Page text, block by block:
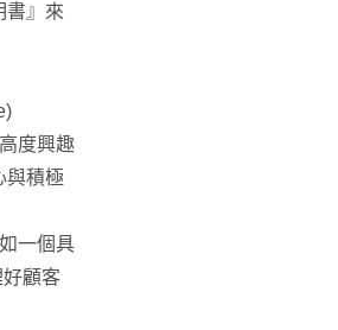
書』來
度興趣
與積極
一個具
顧客